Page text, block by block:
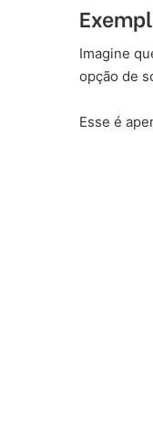
Imagine
opção de
Esse é